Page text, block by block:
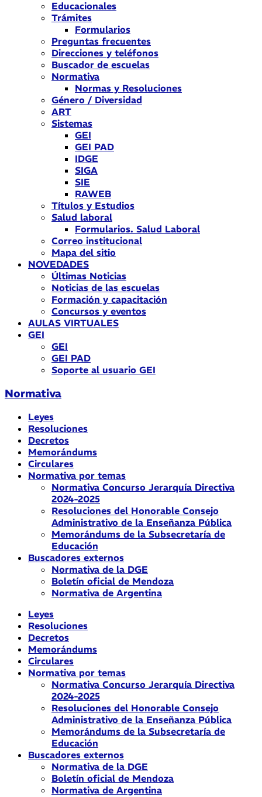
Educacionales
Trámites
Formularios
Preguntas frecuentes
Direcciones y teléfonos
Buscador de escuelas
Normativa
Normas y Resoluciones
Género / Diversidad
ART
Sistemas
GEI
GEI PAD
IDGE
SIGA
SIE
RAWEB
Títulos y Estudios
Salud laboral
Formularios. Salud Laboral
Correo institucional
Mapa del sitio
NOVEDADES
Últimas Noticias
Noticias de las escuelas
Formación y capacitación
Concursos y eventos
AULAS VIRTUALES
GEI
GEI
GEI PAD
Soporte al usuario GEI
Normativa
Leyes
Resoluciones
Decretos
Memorándums
Circulares
Normativa por temas
Normativa Concurso Jerarquía Directiva
2024-2025
Resoluciones del Honorable Consejo
Administrativo de la Enseñanza Pública
Memorándums de la Subsecretaría de
Educación
Buscadores externos
Normativa de la DGE
Boletín oficial de Mendoza
Normativa de Argentina
Leyes
Resoluciones
Decretos
Memorándums
Circulares
Normativa por temas
Normativa Concurso Jerarquía Directiva
2024-2025
Resoluciones del Honorable Consejo
Administrativo de la Enseñanza Pública
Memorándums de la Subsecretaría de
Educación
Buscadores externos
Normativa de la DGE
Boletín oficial de Mendoza
Normativa de Argentina